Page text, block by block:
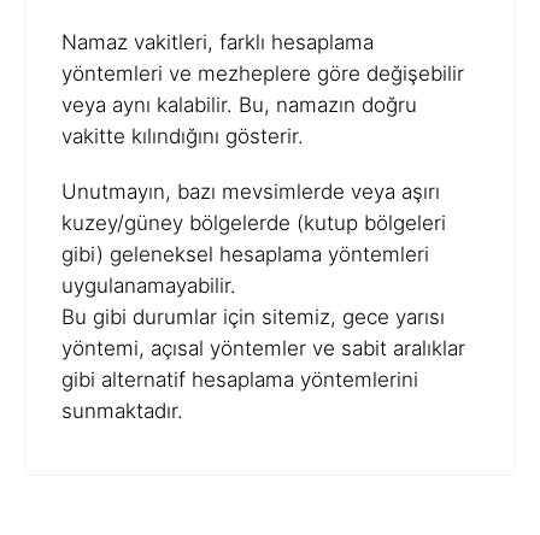
Namaz vakitleri, farklı hesaplama
yöntemleri ve mezheplere göre değişebilir
veya aynı kalabilir. Bu, namazın doğru
vakitte kılındığını gösterir.
Unutmayın, bazı mevsimlerde veya aşırı
kuzey/güney bölgelerde (kutup bölgeleri
gibi) geleneksel hesaplama yöntemleri
uygulanamayabilir.
Bu gibi durumlar için sitemiz, gece yarısı
yöntemi, açısal yöntemler ve sabit aralıklar
gibi alternatif hesaplama yöntemlerini
sunmaktadır.